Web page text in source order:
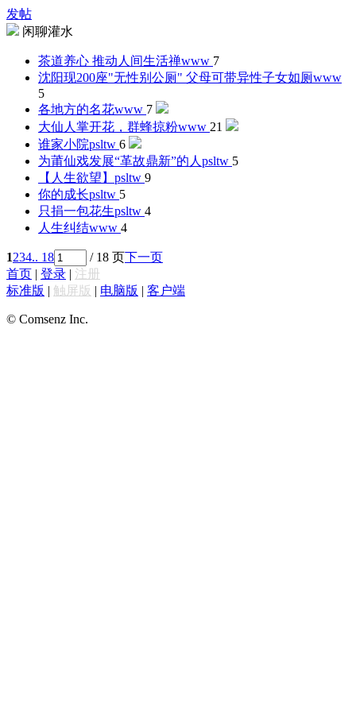
发帖
闲聊灌水
茶道养心 推动人间生活禅www 7
沈阳现200座"无性别公厕" 父母可带异性子女如厕www
5
各地方的名花www 7
大仙人掌开花，群蜂掠粉www 21
谁家小院psltw 6
为莆仙戏发展“革故鼎新”的人 psltw 5
【人生欲望】 psltw 9
你的成长psltw 5
只捐一包花生psltw 4
人生纠结www 4
1234.. 18 / 18 页下一页
首页 | 登录 | 注册
标准版 | 触屏版 | 电脑版 | 客户端
© Comsenz Inc.